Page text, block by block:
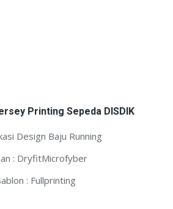
Printing Sepeda DISDIK
Design Baju Running
: DryfitMicrofyber
: Fullprinting